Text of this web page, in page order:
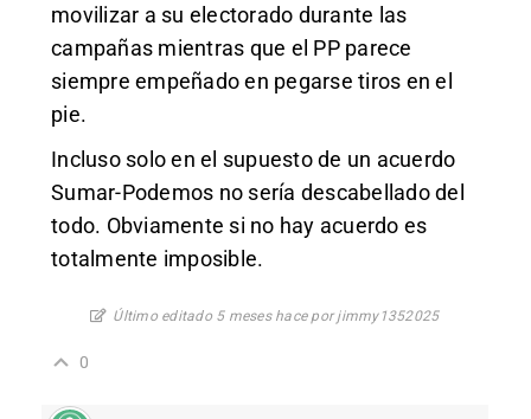
movilizar a su electorado durante las
campañas mientras que el PP parece
siempre empeñado en pegarse tiros en el
pie.
Incluso solo en el supuesto de un acuerdo
Sumar-Podemos no sería descabellado del
todo. Obviamente si no hay acuerdo es
totalmente imposible.
Último editado 5 meses hace por jimmy1352025
0